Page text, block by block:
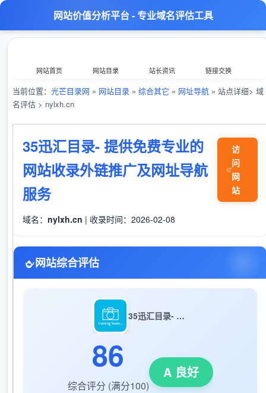
网站价值分析平台 - 专业域名评估工具
网站首页 网站目录 站长资讯 链接交换
分类浏览 最新收录 数据归档 TOP排行榜
意见反馈 外链工具 综合查询
当前位置： 光芒目录网 » 网站目录 » 综合其它 » 网址导航 » 站点详细> 域
名评估 > nylxh.cn
‌35迅汇目录- 提供免费专业的
网站收录外链推广及网址导航
服务
访
问
网
站
域名： nylxh.cn | 收录时间：2026-02-08
网站综合评估
‌35迅汇目录- 提供免费专业的网站收录外链推广及网址导航服务
86
综合评分 (满分100)
A 良好